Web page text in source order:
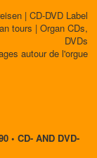
| CD-DVD Label
tours | Organ CDs,
DVDs
autour de l'orgue
• CD- AND DVD-